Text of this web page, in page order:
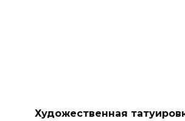
Художественная